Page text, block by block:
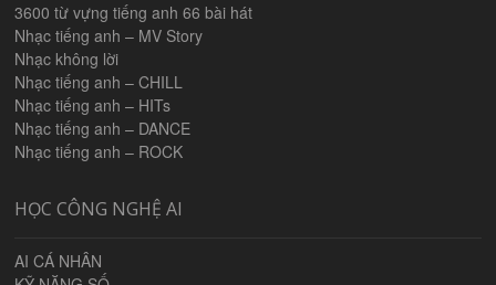
3600 từ vựng tiếng anh 66 bài hát
Nhạc tiếng anh – MV Story
Nhạc không lời
Nhạc tiếng anh – CHILL
Nhạc tiếng anh – HITs
Nhạc tiếng anh – DANCE
Nhạc tiếng anh – ROCK
HỌC CÔNG NGHỆ AI
AI CÁ NHÂN